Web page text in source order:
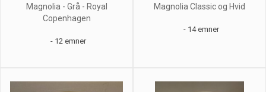
Magnolia - Grå - Royal
Copenhagen
- 12 emner
Magnolia Classic og Hvid
- 14 emner